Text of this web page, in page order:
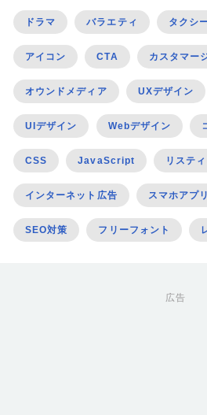
ドラマ バラエティ タクシ
アイコン CTA カスタマー
オウンドメディア UXデザイン
UIデザイン Webデザイン
CSS JavaScript リステ
インターネット広告 スマホアプリ
SEO対策 フリーフォント
広告